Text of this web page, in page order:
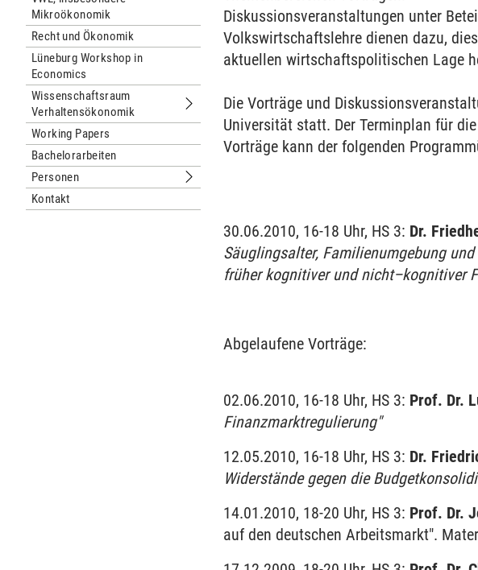
Mikroökonomik
Recht und Ökonomik
Lüneburg Workshop in
Economics
Wissenschaftsraum
Verhaltensökonomik
Untermenu Wissenschaftsraum Verhaltensökonomik
Working Papers
Bachelorarbeiten
Personen
Untermenu Personen
Kontakt
Diskussionsveranstaltungen unter
Volkswirtschaftslehre dienen dazu,
aktuellen wirtschaftspolitischen Lage
Die Vorträge und
Universität statt. Der Terminplan für
Vorträge kann der folgenden
30.06.2010, 16-18 Uhr, HS 3: Dr.
Säuglingsalter, Familienumgebung
früher kognitiver und nicht–kognitiver
Abgelaufene Vorträge:
02.06.2010, 16-18 Uhr, HS 3: Prof. Dr.
Finanzmarktregulierung"
12.05.2010, 16-18 Uhr, HS 3: Dr.
Widerstände gegen die
14.01.2010, 18-20 Uhr, HS 3: Prof. Dr.
auf den deutschen Arbeitsmarkt".